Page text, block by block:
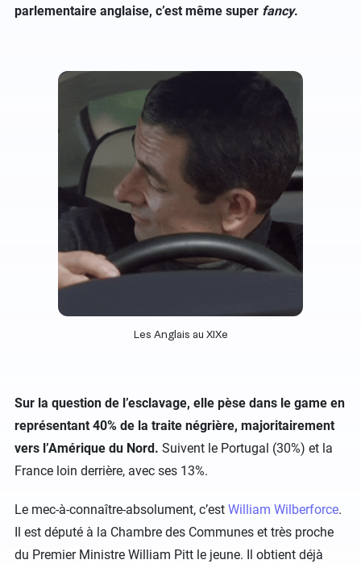
parlementaire anglaise, c’est même super fancy.
Les Anglais au XIXe
Sur la question de l’esclavage, elle pèse dans le game en
représentant 40% de la traite négrière, majoritairement
vers l’Amérique du Nord. Suivent le Portugal (30%) et la
France loin derrière, avec ses 13%.
Le mec-à-connaître-absolument, c’est William Wilberforce.
Il est député à la Chambre des Communes et très proche
du Premier Ministre William Pitt le jeune. Il obtient déjà